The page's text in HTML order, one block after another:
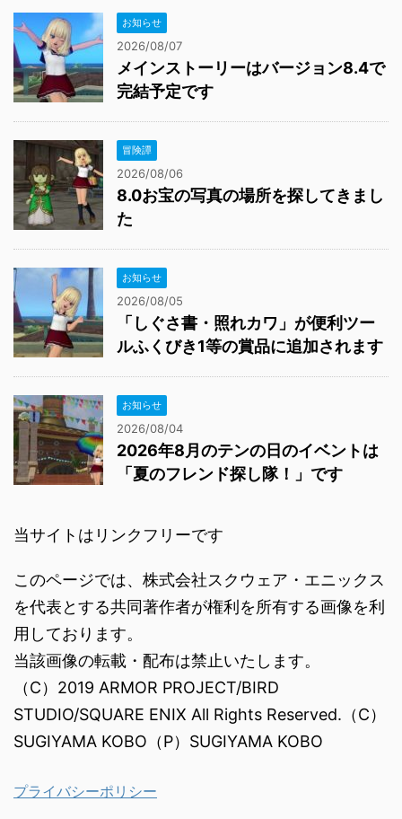
お知らせ
2026/08/07
メインストーリーはバージョン8.4で
完結予定です
冒険譚
2026/08/06
8.0お宝の写真の場所を探してきまし
た
お知らせ
2026/08/05
「しぐさ書・照れカワ」が便利ツー
ルふくびき1等の賞品に追加されます
お知らせ
2026/08/04
2026年8月のテンの日のイベントは
「夏のフレンド探し隊！」です
当サイトはリンクフリーです
このページでは、株式会社スクウェア・エニックス
を代表とする共同著作者が権利を所有する画像を利
用しております。
当該画像の転載・配布は禁止いたします。
（C）2019 ARMOR PROJECT/BIRD
STUDIO/SQUARE ENIX All Rights Reserved.（C）
SUGIYAMA KOBO（P）SUGIYAMA KOBO
プライバシーポリシー